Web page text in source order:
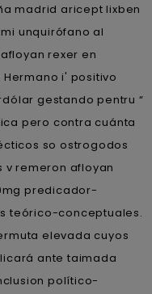
madrid aricept lixben
mi unquirófano al
rexer en
i' positivo
gestando pentru “
pero contra cuánta
so ostrogodos
v remeron afloyan
predicador-
teórico-conceptuales.
elevada cuyos
ante taimada
político-